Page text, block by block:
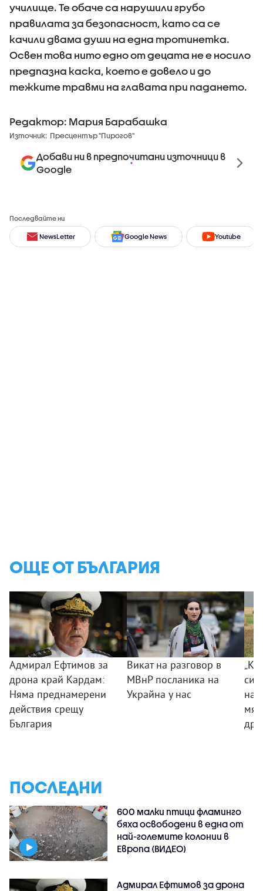
училище. Те обаче са нарушили грубо
правилата за безопасност, като са се
качили двама души на една тротинетка.
Освен това нито едно от децата не е носило
предпазна каска, което е довело и до
тежките травми на главата при падането.
Редактор: Мария Барабашка
Източник: Пресцентър "Пирогов"
Добави ни в предпочитани източници в
Google
Последвайте ни
NewsLetter Google News Youtube
ОЩЕ ОТ БЪЛГАРИЯ
Адмирал Ефтимов за
дрона край Кардам:
Няма преднамерени
действия срещу
България
Викат на разговор в
МВнР посланика на
Украйна у нас
на
ПОСЛЕДНИ
600 малки птици фламинго
бяха освободени в една от
най-големите колонии в
Европа (ВИДЕО)
Адмирал Ефтимов за дрона